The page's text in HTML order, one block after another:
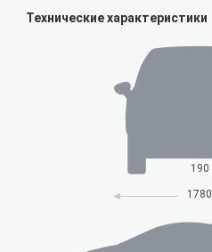
Технические характеристики
190
1780